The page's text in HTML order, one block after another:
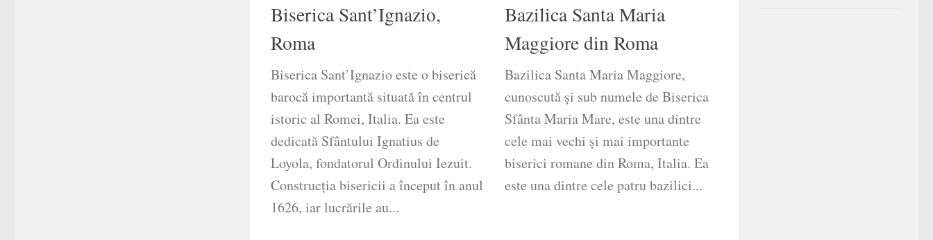
Biserica Sant’Ignazio,
Roma
Biserica Sant’Ignazio este o biserică
barocă importantă situată în centrul
istoric al Romei, Italia. Ea este
dedicată Sfântului Ignatius de
Loyola, fondatorul Ordinului Iezuit.
Construcția bisericii a început în anul
1626, iar lucrările au...
Bazilica Santa Maria
Maggiore din Roma
Bazilica Santa Maria Maggiore,
cunoscută și sub numele de Biserica
Sfânta Maria Mare, este una dintre
cele mai vechi și mai importante
biserici romane din Roma, Italia. Ea
este una dintre cele patru bazilici...